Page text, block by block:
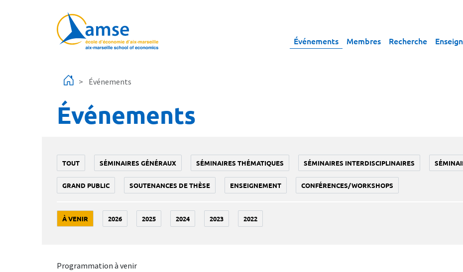
Événements Membres Recherche
Événements
Événements
TOUT SÉMINAIRES GÉNÉRAUX SÉMINAIRES THÉMATIQUES SÉMINAIRES INTERDISCIPLINAIRES
GRAND PUBLIC SOUTENANCES DE THÈSE ENSEIGNEMENT CONFÉRENCES/WORKSHOPS
À VENIR 2026 2025 2024 2023 2022
Programmation à venir